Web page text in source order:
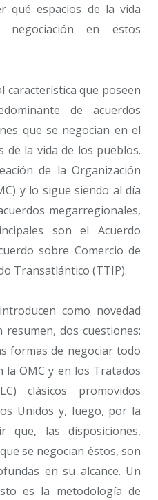
qué espacios de la vida
negociación en estos
característica que poseen
de acuerdos
que se negocian en el
de la vida de los pueblos.
de la Organización
y lo sigue siendo al día
megarregionales,
son el Acuerdo
sobre Comercio de
Transatlántico (TTIP).
como novedad
resumen, dos cuestiones:
formas de negociar todo
la OMC y en los Tratados
clásicos promovidos
Unidos y, luego, por la
que, las disposiciones,
se negocian éstos, son
en su alcance. Un
es la metodología de